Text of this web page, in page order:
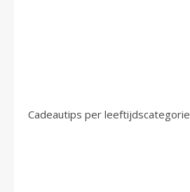
Cadeautips per leeftijdscategorie